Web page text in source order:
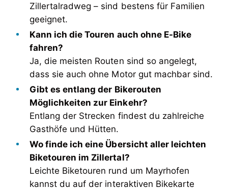
Zillertalradweg – sind bestens für Familien
geeignet.
Kann ich die Touren auch ohne E-Bike
fahren?
Ja, die meisten Routen sind so angelegt,
dass sie auch ohne Motor gut machbar sind.
Gibt es entlang der Bikerouten
Möglichkeiten zur Einkehr?
Entlang der Strecken findest du zahlreiche
Gasthöfe und Hütten.
Wo finde ich eine Übersicht aller leichten
Biketouren im Zillertal?
Leichte Biketouren rund um Mayrhofen
kannst du auf der interaktiven Bikekarte